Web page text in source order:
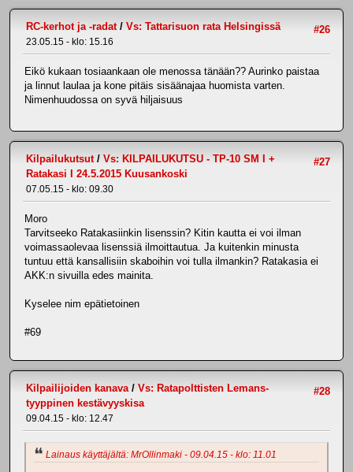
#26
RC-kerhot ja -radat/ Vs: Tattarisuon rata Helsingissä
23.05.15 - klo: 15.16
Eikö kukaan tosiaankaan ole menossa tänään?? Aurinko paistaa
ja linnut laulaa ja kone pitäis sisäänajaa huomista varten.
Nimenhuudossa on syvä hiljaisuus
#27
Kilpailukutsut/ Vs: KILPAILUKUTSU - TP-10 SM I +
Ratakasi I 24.5.2015 Kuusankoski
07.05.15 - klo: 09.30
Moro
Tarvitseeko Ratakasiinkin lisenssin? Kitin kautta ei voi ilman
voimassaolevaa lisenssiä ilmoittautua. Ja kuitenkin minusta
tuntuu että kansallisiin skaboihin voi tulla ilmankin? Ratakasia ei
AKK:n sivuilla edes mainita.
Kyselee nim epätietoinen
#69
#28
Kilpailijoiden kanava/ Vs: Ratapolttisten Lemans-
tyyppinen kestävyyskisa
09.04.15 - klo: 12.47
Lainaus käyttäjältä: MrOllinmaki - 09.04.15 - klo: 11.01